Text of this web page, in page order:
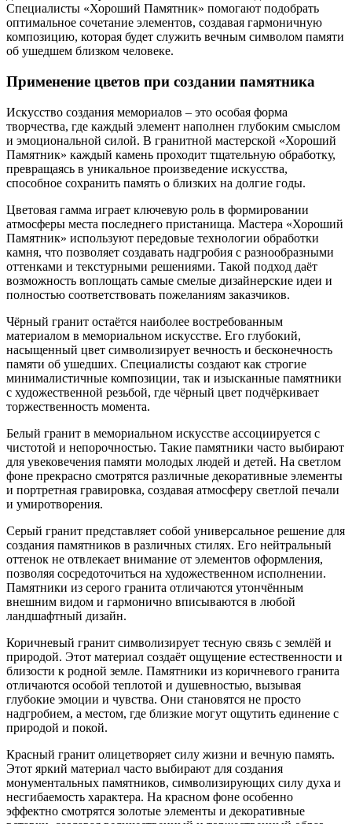
Специалисты «Хороший Памятник» помогают подобрать
оптимальное сочетание элементов, создавая гармоничную
композицию, которая будет служить вечным символом памяти
об ушедшем близком человеке.
Применение цветов при создании памятника
Искусство создания мемориалов – это особая форма
творчества, где каждый элемент наполнен глубоким смыслом
и эмоциональной силой. В гранитной мастерской «Хороший
Памятник» каждый камень проходит тщательную обработку,
превращаясь в уникальное произведение искусства,
способное сохранить память о близких на долгие годы.
Цветовая гамма играет ключевую роль в формировании
атмосферы места последнего пристанища. Мастера «Хороший
Памятник» используют передовые технологии обработки
камня, что позволяет создавать надгробия с разнообразными
оттенками и текстурными решениями. Такой подход даёт
возможность воплощать самые смелые дизайнерские идеи и
полностью соответствовать пожеланиям заказчиков.
Чёрный гранит остаётся наиболее востребованным
материалом в мемориальном искусстве. Его глубокий,
насыщенный цвет символизирует вечность и бесконечность
памяти об ушедших. Специалисты создают как строгие
минималистичные композиции, так и изысканные памятники
с художественной резьбой, где чёрный цвет подчёркивает
торжественность момента.
Белый гранит в мемориальном искусстве ассоциируется с
чистотой и непорочностью. Такие памятники часто выбирают
для увековечения памяти молодых людей и детей. На светлом
фоне прекрасно смотрятся различные декоративные элементы
и портретная гравировка, создавая атмосферу светлой печали
и умиротворения.
Серый гранит представляет собой универсальное решение для
создания памятников в различных стилях. Его нейтральный
оттенок не отвлекает внимание от элементов оформления,
позволяя сосредоточиться на художественном исполнении.
Памятники из серого гранита отличаются утончённым
внешним видом и гармонично вписываются в любой
ландшафтный дизайн.
Коричневый гранит символизирует тесную связь с землёй и
природой. Этот материал создаёт ощущение естественности и
близости к родной земле. Памятники из коричневого гранита
отличаются особой теплотой и душевностью, вызывая
глубокие эмоции и чувства. Они становятся не просто
надгробием, а местом, где близкие могут ощутить единение с
природой и покой.
Красный гранит олицетворяет силу жизни и вечную память.
Этот яркий материал часто выбирают для создания
монументальных памятников, символизирующих силу духа и
несгибаемость характера. На красном фоне особенно
эффектно смотрятся золотые элементы и декоративные